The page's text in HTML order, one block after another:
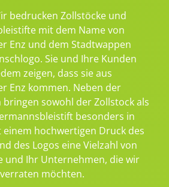
bedrucken Zollstöcke und
mit dem Name von
Enz und dem Stadtwappen
Sie und Ihre Kunden
zeigen, dass sie aus
Enz kommen. Neben der
sowohl der Zollstock als
besonders in
hochwertigen Druck des
des Logos eine Vielzahl von
und Ihr Unternehmen, die wir
möchten.